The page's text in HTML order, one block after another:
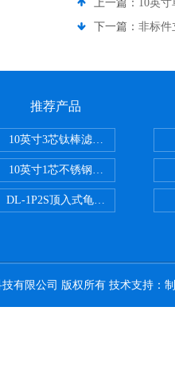
上一篇： 10英
下一篇： 非标件
推荐产品
10英寸3芯钛棒滤芯过滤器
10英寸1芯不锈钢钛棒过滤器
DL-1P2S顶入式龟背过滤器
有限公司 版权所有 技术支持：